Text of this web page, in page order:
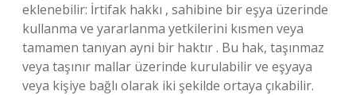
eklenebilir: İrtifak hakkı , sahibine bir eşya üzerinde
kullanma ve yararlanma yetkilerini kısmen veya
tamamen tanıyan ayni bir haktır . Bu hak, taşınmaz
veya taşınır mallar üzerinde kurulabilir ve eşyaya
veya kişiye bağlı olarak iki şekilde ortaya çıkabilir.